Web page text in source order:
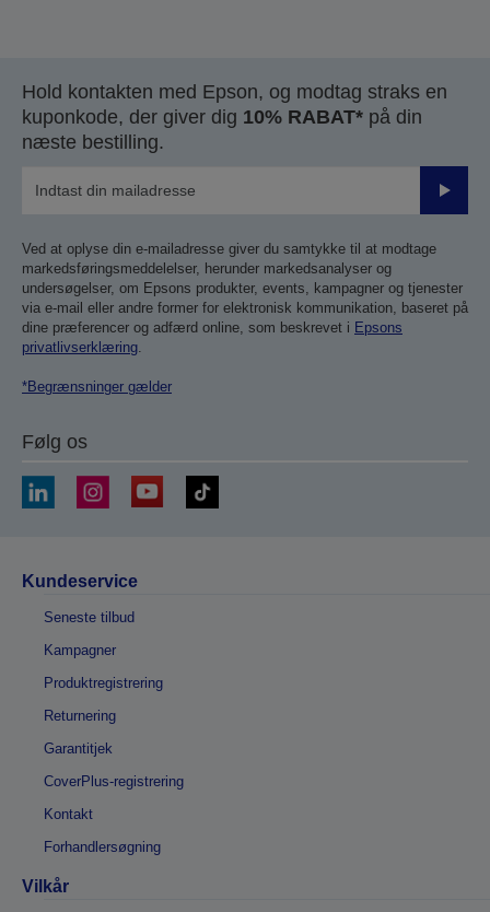
Hold kontakten med Epson, og modtag straks en
kuponkode, der giver dig 10% RABAT* på din
næste bestilling.
Send
Ved at oplyse din e-mailadresse giver du samtykke til at modtage
markedsføringsmeddelelser, herunder markedsanalyser og
undersøgelser, om Epsons produkter, events, kampagner og tjenester
via e-mail eller andre former for elektronisk kommunikation, baseret på
dine præferencer og adfærd online, som beskrevet i Epsons
privatlivserklæring
*Begrænsninger gælder
Følg os
Kundeservice
Seneste tilbud
Kampagner
Produktregistrering
Returnering
Garantitjek
CoverPlus-registrering
Kontakt
Forhandlersøgning
Vilkår